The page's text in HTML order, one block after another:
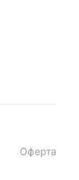
Оферта